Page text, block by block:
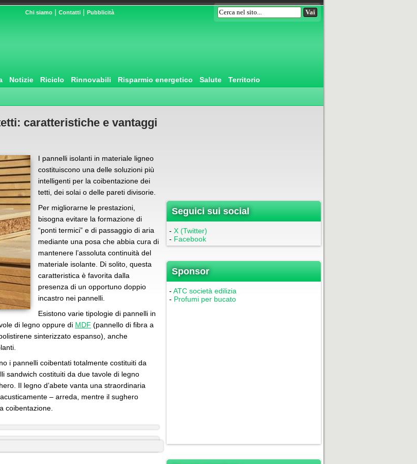
Chi siamo | Contatti | Pubblicità
Notizie Riciclo Rinnovabili Risparmio energetico Salute
Territorio
caratteristiche e vantaggi
I pannelli isolanti in materiale ligneo
costituiscono una delle soluzioni più
intelligenti per la coibentazione dei
tetti, dei solai o delle pareti divisorie.
Per migliorarne le prestazioni,
bisogna evitare la formazione di
“ponti termici” e di passaggio di aria
mediante una posa che abbia cura di
mantenere l’assoluta continuità del
materiale isolante. Di solito, questa
caratteristica è favorita dalla
presenza di un opportuno doppio
incastro nei pannelli.
Esistono varie tipologie di pannelli in
di legno oppure di MDF (pannello di fibra a
sinterizzato espanso), anche
i pannelli coibentati totalmente costituiti da
sandwich costituiti da due tavole di legno
Il legno d’abete vanta una straordinaria
– arreda, mentre il sughero
coibentazione.
Seguici sui social
- X (Twitter)
- Facebook
Sponsor
- ATC società edilizia
- Profumi per bucato